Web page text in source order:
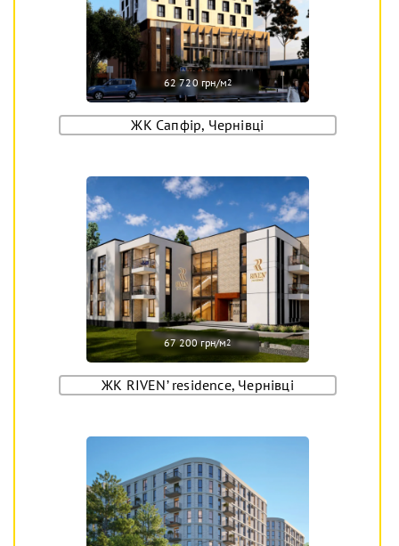
62 720 грн/м2
ЖК Сапфір, Чернівці
67 200 грн/м2
ЖК RIVEN’ residence, Чернівці